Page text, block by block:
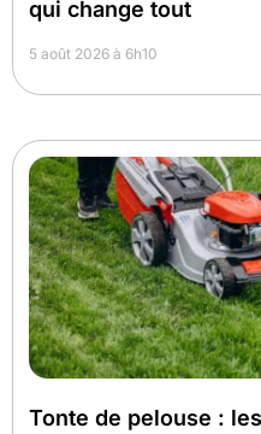
qui change tout
5 août 2026 à 6h10
Tonte de pelouse :